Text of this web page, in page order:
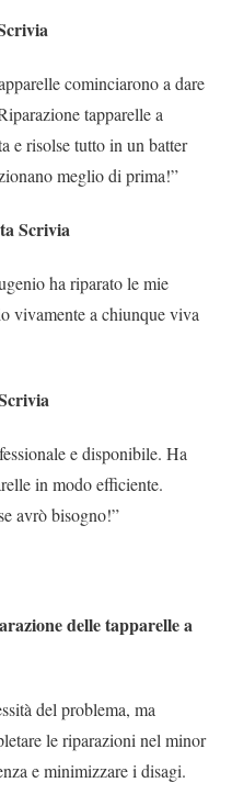
cominciarono a dare
tapparelle a
e risolse tutto in un batter
meglio di prima!”
Scrivia
ha riparato le mie
vivamente a chiunque viva
e disponibile. Ha
in modo efficiente.
avrò bisogno!”
delle tapparelle a
del problema, ma
le riparazioni nel minor
e minimizzare i disagi.